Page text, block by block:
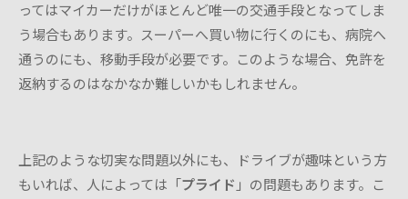
ってはマイカーだけがほとんど唯一の交通手段となってしま
う場合もあります。スーパーへ買い物に行くのにも、病院へ
通うのにも、移動手段が必要です。このような場合、免許を
返納するのはなかなか難しいかもしれません。
上記のような切実な問題以外にも、ドライブが趣味という方
もいれば、人によっては「プライド 」の問題もあります。こ